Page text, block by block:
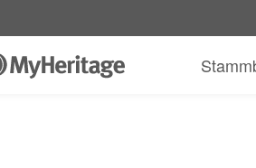
DNA-Kit + 30 Deeg